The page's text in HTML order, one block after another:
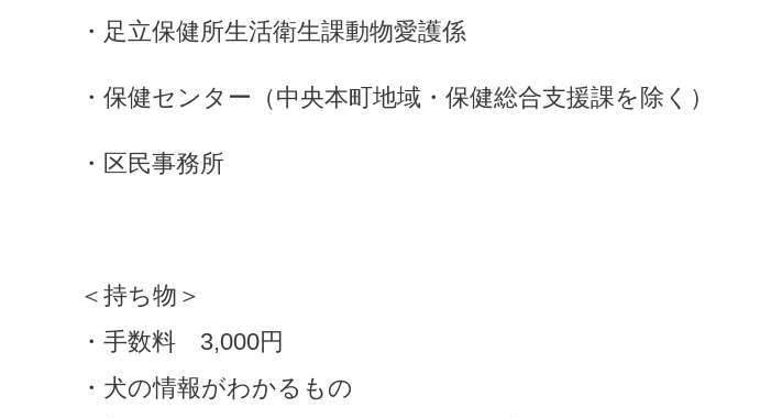
・足立保健所生活衛生課動物愛護係
・保健センター（中央本町地域・保健総合支援課を除く）
・区民事務所
＜持ち物＞
・手数料　3,000円
・犬の情報がわかるもの